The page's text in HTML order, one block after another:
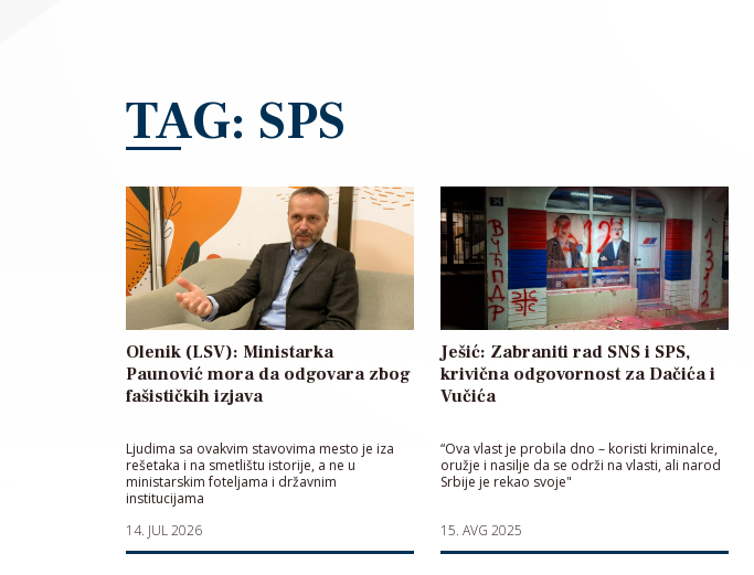
TAG: SPS
Olenik (LSV): Ministarka
Paunović mora da odgovara zbog
fašističkih izjava
Ljudima sa ovakvim stavovima mesto je iza
rešetaka i na smetlištu istorije, a ne u
ministarskim foteljama i državnim
institucijama
14. JUL 2026
Ješić: Zabraniti rad SNS i SPS,
krivična odgovornost za Dačića i
Vučića
“Ova vlast je probila dno – koristi kriminalce,
oružje i nasilje da se održi na vlasti, ali narod
Srbije je rekao svoje"
15. AVG 2025